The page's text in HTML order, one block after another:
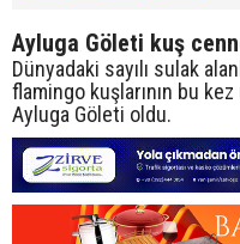
Ayluga Göleti kuş
Dünyadaki sayılı sulak
flamingo kuşlarının bu
Ayluga Göleti oldu.